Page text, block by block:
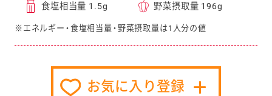
食塩相当量 1.5g
野菜摂取量 196g
※エネルギー・食塩相当量・野菜摂取量は1人分の値
お気に入り登録